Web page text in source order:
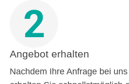
2
Angebot erhalten
Nachdem Ihre Anfrage bei